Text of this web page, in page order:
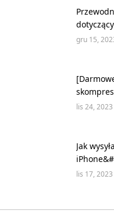
pomocą
gru 15,
Mac?
lis 24,
Jak
sposoby?
lis 17,